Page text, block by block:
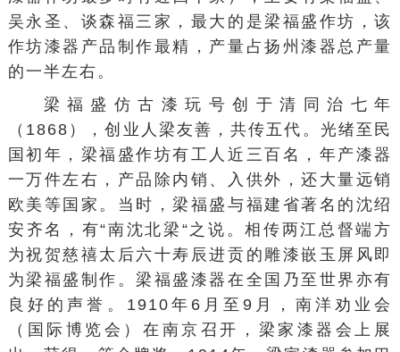
吴永圣、谈森福三家，最大的是梁福盛作坊，该
作坊漆器产品制作最精，产量占扬州漆器总产量
的一半左右。
梁福盛仿古漆玩号创于清同治七年
（1868），创业人梁友善，共传五代。光绪至民
国初年，梁福盛作坊有工人近三百名，年产漆器
一万件左右，产品除内销、入供外，还大量远销
欧美等国家。当时，梁福盛与福建省著名的 沈绍
安 齐名，有“南沈北梁“之说。相传两江总督端方
为祝贺慈禧太后六十寿辰进贡的雕漆嵌玉屏风即
为梁福盛制作。梁福盛漆器在全国乃至世界亦有
良好的声誉。1910年6月至9月， 南洋劝业会
（国际博览会）在南京召开，梁家漆器会上展